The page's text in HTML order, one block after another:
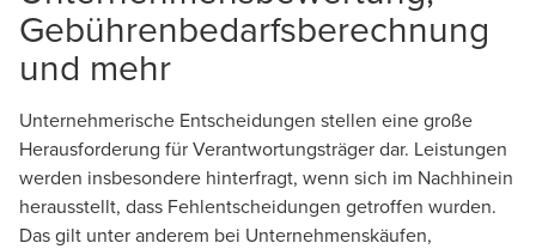
Gebührenbedarfsberechnung
und mehr
Unternehmerische Entscheidungen stellen eine große
Herausforderung für Verantwortungsträger dar. Leistungen
werden insbesondere hinterfragt, wenn sich im Nachhinein
herausstellt, dass Fehlentscheidungen getroffen wurden.
Das gilt unter anderem bei Unternehmenskäufen,